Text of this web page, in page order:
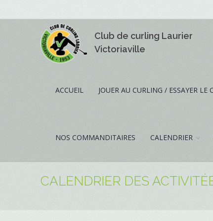
Club de curling Laurier
Victoriaville
ACCUEIL JOUER AU CURLING / ESSAYER LE
NOS COMMANDITAIRES CALENDRIER
CALENDRIER DES